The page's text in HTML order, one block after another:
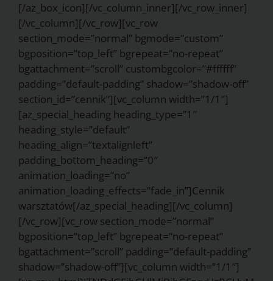
[/az_box_icon][/vc_column_inner][/vc_row_inner]
[/vc_column][/vc_row][vc_row
section_mode=”normal” bgmode=”custom”
bgposition=”top_left” bgrepeat=”no-repeat”
bgattachment=”scroll” custombgcolor=”#ffffff”
padding=”default-padding” shadow=”shadow-off”
section_id=”cennik”][vc_column width=”1/1″]
[az_special_heading heading_type=”1″
heading_style=”default”
heading_align=”textalignleft”
padding_bottom_heading=”0″
animation_loading=”no”
animation_loading_effects=”fade_in”]Cennik
warsztatów[/az_special_heading][/vc_column]
[/vc_row][vc_row section_mode=”normal”
bgposition=”top_left” bgrepeat=”no-repeat”
bgattachment=”scroll” padding=”default-padding”
shadow=”shadow-off”][vc_column width=”1/1″]